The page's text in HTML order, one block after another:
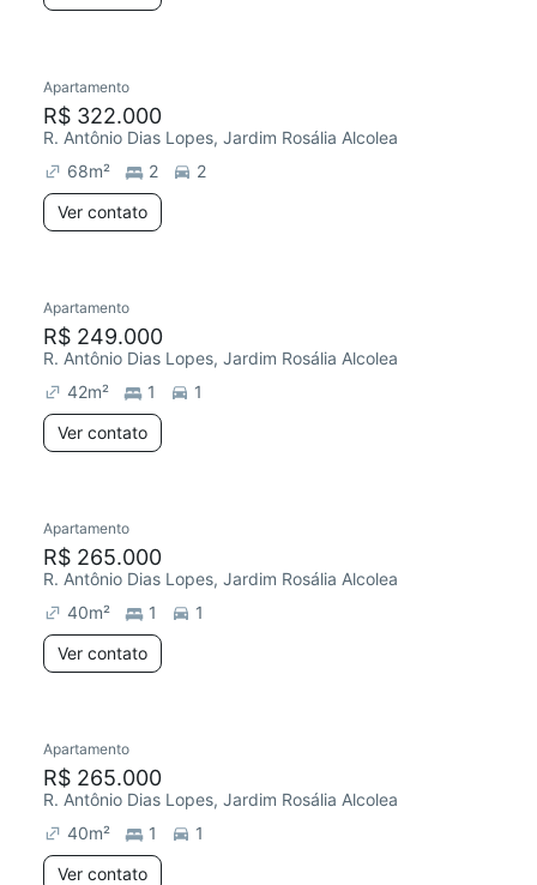
Apartamento
R$ 322.000
R. Antônio Dias Lopes, Jardim Rosália Alcolea
68m² 2
2
Ver contato
Redecorar
Apartamento
R$ 249.000
R. Antônio Dias Lopes, Jardim Rosália Alcolea
42m² 1
1
Ver contato
Redecorar
Apartamento
R$ 265.000
R. Antônio Dias Lopes, Jardim Rosália Alcolea
40m² 1
1
Ver contato
Apartamento
R$ 265.000
R. Antônio Dias Lopes, Jardim Rosália Alcolea
40m² 1
1
Ver contato